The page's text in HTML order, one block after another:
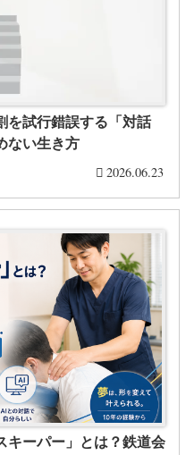
を試行錯誤する「対話
ない生き方
2026.06.23
キーパー」とは？鉄道会